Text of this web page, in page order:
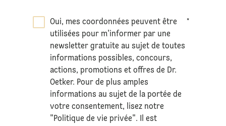
Oui, mes coordonnées peuvent être
utilisées pour m'informer par une
newsletter gratuite au sujet de toutes
informations possibles, concours,
actions, promotions et offres de Dr.
Oetker. Pour de plus amples
informations au sujet de la portée de
votre consentement, lisez notre
"Politique de vie privée". Il est
*